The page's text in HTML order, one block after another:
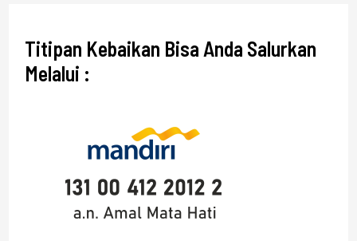
Titipan Kebaikan Bisa Anda Salurkan
Melalui :